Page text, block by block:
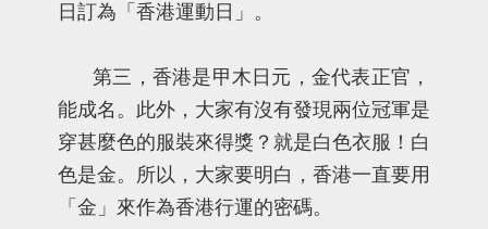
日訂為「香港運動日」。
第三，香港是甲木日元，金代表正官，
能成名。此外，大家有沒有發現兩位冠軍是
穿甚麼色的服裝來得獎？就是白色衣服！白
色是金。所以，大家要明白，香港一直要用
「金」來作為香港行運的密碼。